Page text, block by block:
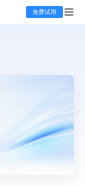
免费试用